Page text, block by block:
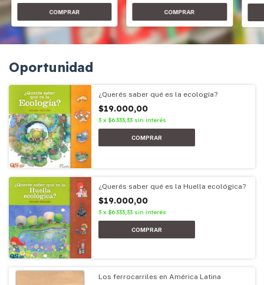
Oportunidad
¿Querés saber qué es la ecología?
$19.000,00
3 x $6.333,33 sin interés
¿Querés saber qué es la Huella ecológica?
$19.000,00
3 x $6.333,33 sin interés
Los ferrocarriles en América Latina